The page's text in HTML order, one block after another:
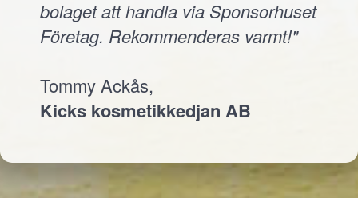
bolaget att handla via Sponsorhuset
Företag. Rekommenderas varmt!"
Tommy Ackås,
Kicks kosmetikkedjan AB